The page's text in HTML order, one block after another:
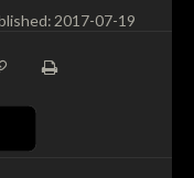
2017-07-19